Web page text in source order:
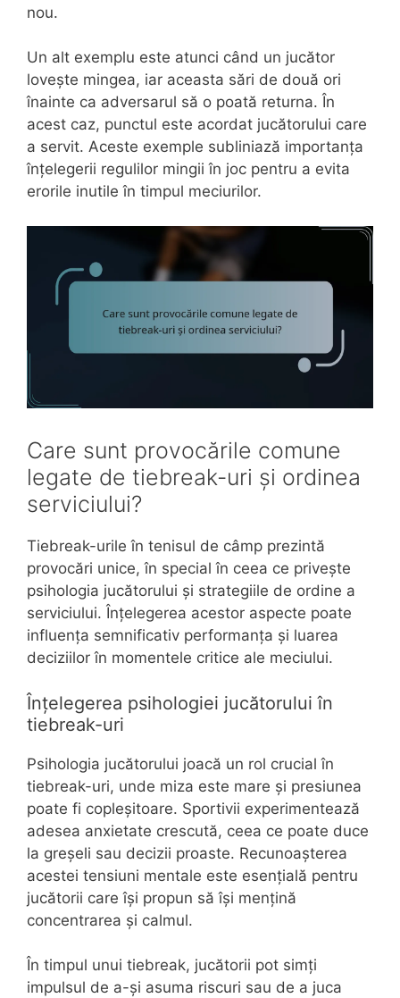
nou.
Un alt exemplu este atunci când un jucător
lovește mingea, iar aceasta sări de două ori
înainte ca adversarul să o poată returna. În
acest caz, punctul este acordat jucătorului care
a servit. Aceste exemple subliniază importanța
înțelegerii regulilor mingii în joc pentru a evita
erorile inutile în timpul meciurilor.
Care sunt provocările comune
legate de tiebreak-uri și ordinea
serviciului?
Tiebreak-urile în tenisul de câmp prezintă
provocări unice, în special în ceea ce privește
psihologia jucătorului și strategiile de ordine a
serviciului. Înțelegerea acestor aspecte poate
influența semnificativ performanța și luarea
deciziilor în momentele critice ale meciului.
Înțelegerea psihologiei jucătorului în
tiebreak-uri
Psihologia jucătorului joacă un rol crucial în
tiebreak-uri, unde miza este mare și presiunea
poate fi copleșitoare. Sportivii experimentează
adesea anxietate crescută, ceea ce poate duce
la greșeli sau decizii proaste. Recunoașterea
acestei tensiuni mentale este esențială pentru
jucătorii care își propun să își mențină
concentrarea și calmul.
În timpul unui tiebreak, jucătorii pot simți
impulsul de a-și asuma riscuri sau de a juca